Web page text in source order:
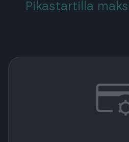
Pikastartilla